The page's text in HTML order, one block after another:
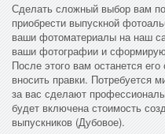
Сделать сложный выбор вам
приобрести выпускной
ваши фотоматериалы на наш
ваши фотографии и
После этого вам останется
вносить правки. Потребуется
за вас сделают
будет включена стоимость
выпускников (Дубовое).